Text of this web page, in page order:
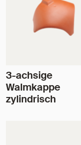
3-achsige
Walmkappe
zylindrisch